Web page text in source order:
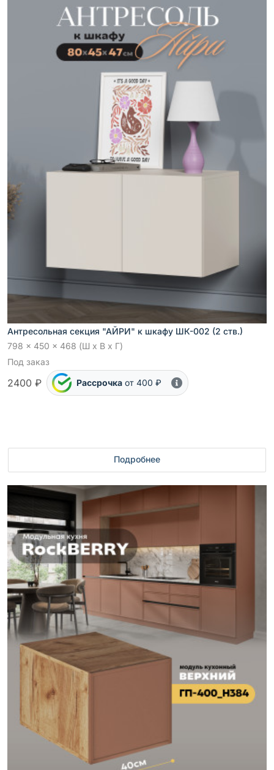
Антресольная секция "АЙРИ" к шкафу ШК-002 (2 ств.)
798 x 450 x 468 (Ш x В x Г)
Под заказ
2400 ₽ Рассрочка от 400 ₽
Подробнее